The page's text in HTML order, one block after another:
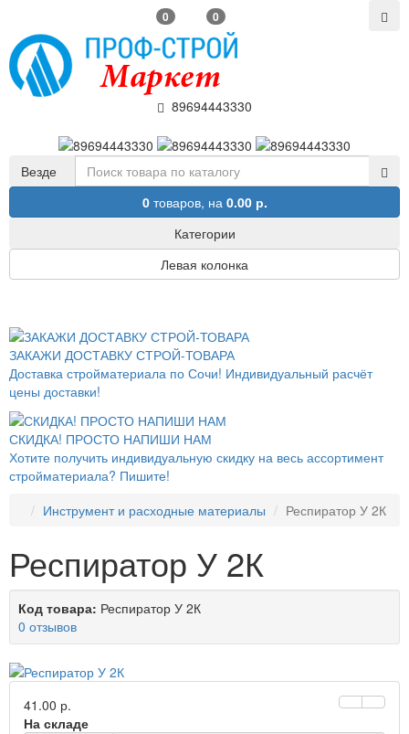
0 0
89694443330
Везде
0товаров, на 0.00 р.
Категории
Левая колонка
ЗАКАЖИ ДОСТАВКУ СТРОЙ-ТОВАРА
Доставка стройматериала по Сочи! Индивидуальный расчёт
цены доставки!
СКИДКА! ПРОСТО НАПИШИ НАМ
Хотите получить индивидуальную скидку на весь ассортимент
стройматериала? Пишите!
Инструмент и расходные материалы
Респиратор У 2К
Респиратор У 2К
Код товара: Респиратор У 2К
0 отзывов
41.00 р.
На складе